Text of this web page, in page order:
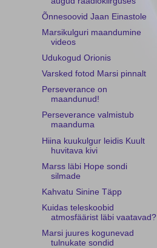
Õnnesoovid Jaan Einastole
Marsikulguri maandumine
videos
Udukogud Orionis
Varsked fotod Marsi pinnalt
Perseverance on
maandunud!
Perseverance valmistub
maanduma
Hiina kuukulgur leidis Kuult
huvitava kivi
Marss läbi Hope sondi
silmade
Kahvatu Sinine Täpp
Kuidas teleskoobid
atmosfäärist läbi vaatavad?
Marsi juures kogunevad
tulnukate sondid